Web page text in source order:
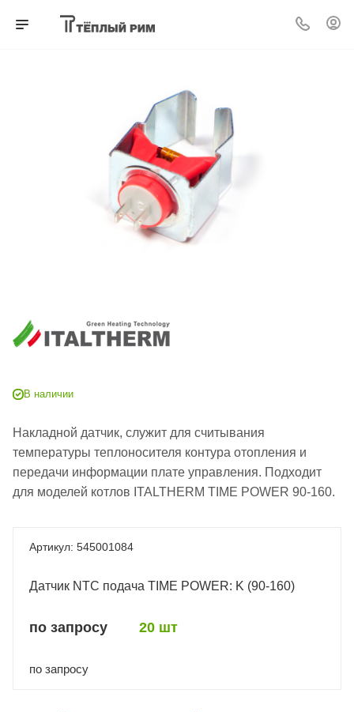
В наличии
Накладной датчик, служит для считывания
температуры теплоносителя контура отопления и
передачи информации плате управления. Подходит
для моделей котлов ITALTHERM TIME POWER 90-160.
545001084
Датчик NTC подача TIME POWER: K (90-160)
по запросу 20 шт
по запросу